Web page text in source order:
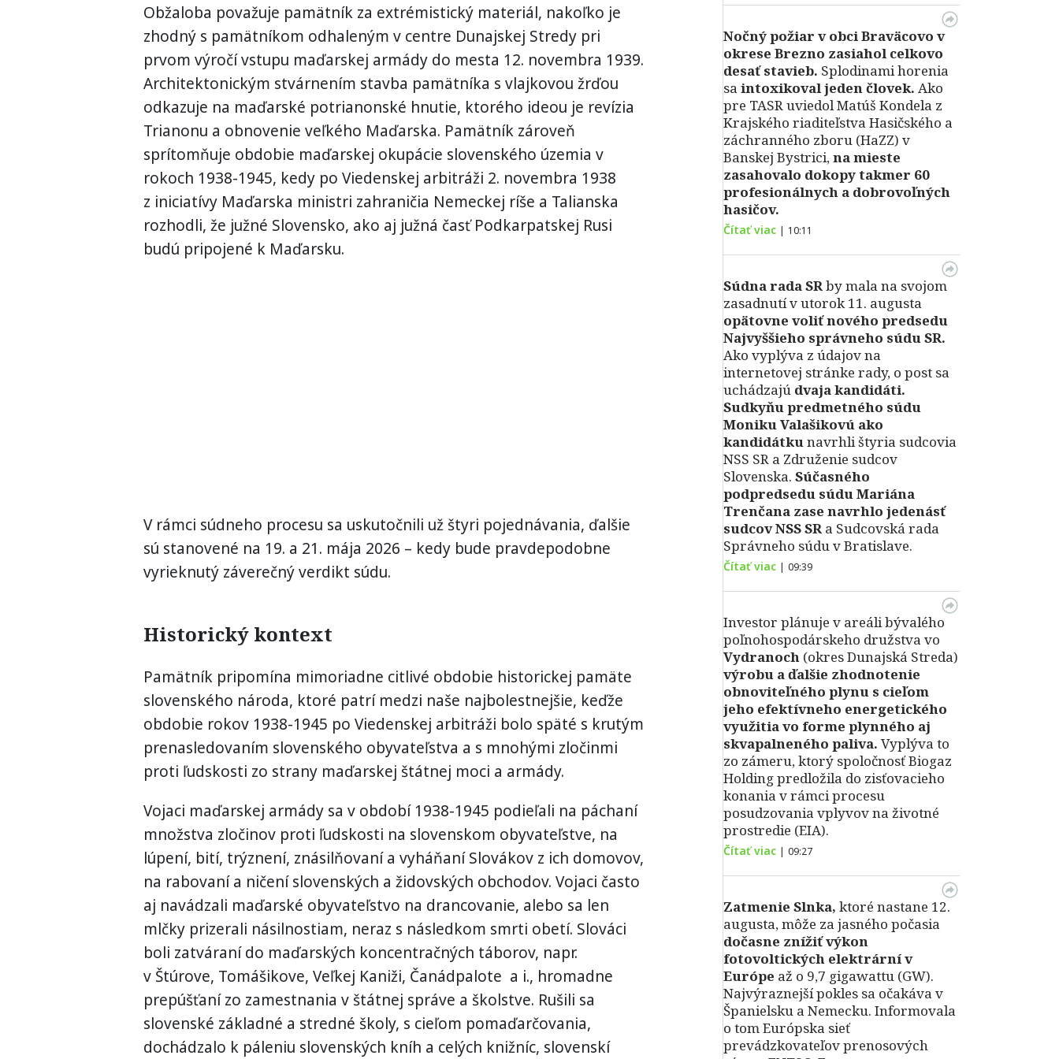
Obžaloba považuje pamätník za extrémistický materiál, nakoľko je
zhodný s pamätníkom odhaleným v centre Dunajskej Stredy pri
prvom výročí vstupu maďarskej armády do mesta 12. novembra 1939.
Architektonickým stvárnením stavba pamätníka s vlajkovou žrďou
odkazuje na maďarské potrianonské hnutie, ktorého ideou je revízia
Trianonu a obnovenie veľkého Maďarska. Pamätník zároveň
sprítomňuje obdobie maďarskej okupácie slovenského územia v
rokoch 1938-1945, kedy po Viedenskej arbitráži 2. novembra 1938
z iniciatívy Maďarska ministri zahraničia Nemeckej ríše a Talianska
rozhodli, že južné Slovensko, ako aj južná časť Podkarpatskej Rusi
budú pripojené k Maďarsku.
V rámci súdneho procesu sa uskutočnili už štyri pojednávania, ďalšie
sú stanovené na 19. a 21. mája 2026 – kedy bude pravdepodobne
vyrieknutý záverečný verdikt súdu.
Historický kontext
Pamätník pripomína mimoriadne citlivé obdobie historickej pamäte
slovenského národa, ktoré patrí medzi naše najbolestnejšie, keďže
obdobie rokov 1938-1945 po Viedenskej arbitráži bolo späté s krutým
prenasledovaním slovenského obyvateľstva a s mnohými zločinmi
proti ľudskosti zo strany maďarskej štátnej moci a armády.
Vojaci maďarskej armády sa v období 1938-1945 podieľali na páchaní
množstva zločinov proti ľudskosti na slovenskom obyvateľstve, na
lúpení, bití, trýznení, znásilňovaní a vyháňaní Slovákov z ich domovov,
na rabovaní a ničení slovenských a židovských obchodov. Vojaci často
aj navádzali maďarské obyvateľstvo na drancovanie, alebo sa len
mlčky prizerali násilnostiam, neraz s následkom smrti obetí. Slováci
boli zatváraní do maďarských koncentračných táborov, napr.
v Štúrove, Tomášikove, Veľkej Kaniži, Čanádpalote a i., hromadne
prepúšťaní zo zamestnania v štátnej správe a školstve. Rušili sa
slovenské základné a stredné školy, s cieľom pomaďarčovania,
dochádzalo k páleniu slovenských kníh a celých knižníc, slovenskí
Nočný požiar v obci Braväcovo v
okrese Brezno zasiahol celkovo
desať stavieb. Splodinami horenia
sa intoxikoval jeden človek. Ako
pre TASR uviedol Matúš Kondela z
Krajského riaditeľstva Hasičského a
záchranného zboru (HaZZ) v
Banskej Bystrici,na mieste
zasahovalo dokopy takmer 60
profesionálnych a dobrovoľných
hasičov.
Čítať viac | 10:11
Súdna rada SRby mala na svojom
zasadnutí v utorok 11. augusta
opätovne voliť nového predsedu
Najvyššieho správneho súdu SR.
Ako vyplýva z údajov na
internetovej stránke rady, o post sa
uchádzajú dvaja kandidáti.
Sudkyňu predmetného súdu
Moniku Valašikovú ako
kandidátkunavrhli štyria sudcovia
NSS SR a Združenie sudcov
Slovenska. Súčasného
podpredsedu súdu Mariána
Trenčana zase navrhlo jedenásť
sudcov NSS SR a Sudcovská rada
Správneho súdu v Bratislave.
Čítať viac | 09:39
Investor plánuje v areáli bývalého
poľnohospodárskeho družstva vo
Vydranoch (okres Dunajská Streda)
výrobu a ďalšie zhodnotenie
obnoviteľného plynu s cieľom
jeho efektívneho energetického
využitia vo forme plynného aj
skvapalneného paliva. Vyplýva to
zo zámeru, ktorý spoločnosť Biogaz
Holding predložila do zisťovacieho
konania v rámci procesu
posudzovania vplyvov na životné
prostredie (EIA).
Čítať viac | 09:27
Zatmenie Slnka, ktoré nastane 12.
augusta, môže za jasného počasia
dočasne znížiť výkon
fotovoltických elektrární v
Európe až o 9,7 gigawattu (GW).
Najvýraznejší pokles sa očakáva v
Španielsku a Nemecku. Informovala
o tom Európska sieť
prevádzkovateľov prenosových